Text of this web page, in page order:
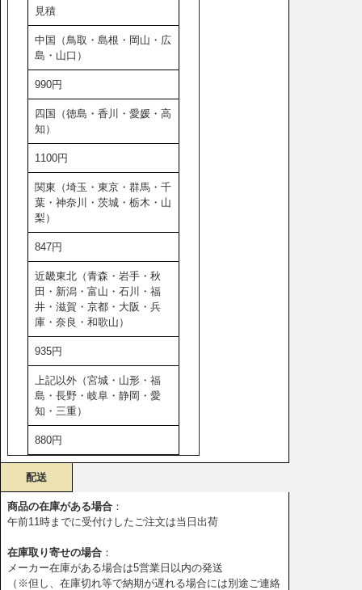
見積
中国（鳥取・島根・岡山・広
島・山口）
990円
四国（徳島・香川・愛媛・高
知）
1100円
関東（埼玉・東京・群馬・千
葉・神奈川・茨城・栃木・山
梨）
847円
近畿東北（青森・岩手・秋
田・新潟・富山・石川・福
井・滋賀・京都・大阪・兵
庫・奈良・和歌山）
935円
上記以外（宮城・山形・福
島・長野・岐阜・静岡・愛
知・三重）
880円
配送
商品の在庫がある場合 ：
午前11時までに受付けしたご注文は当日出荷
在庫取り寄せの場合 ：
メーカー在庫がある場合は5営業日以内の発送
（※但し、在庫切れ等で納期が遅れる場合には別途ご連絡